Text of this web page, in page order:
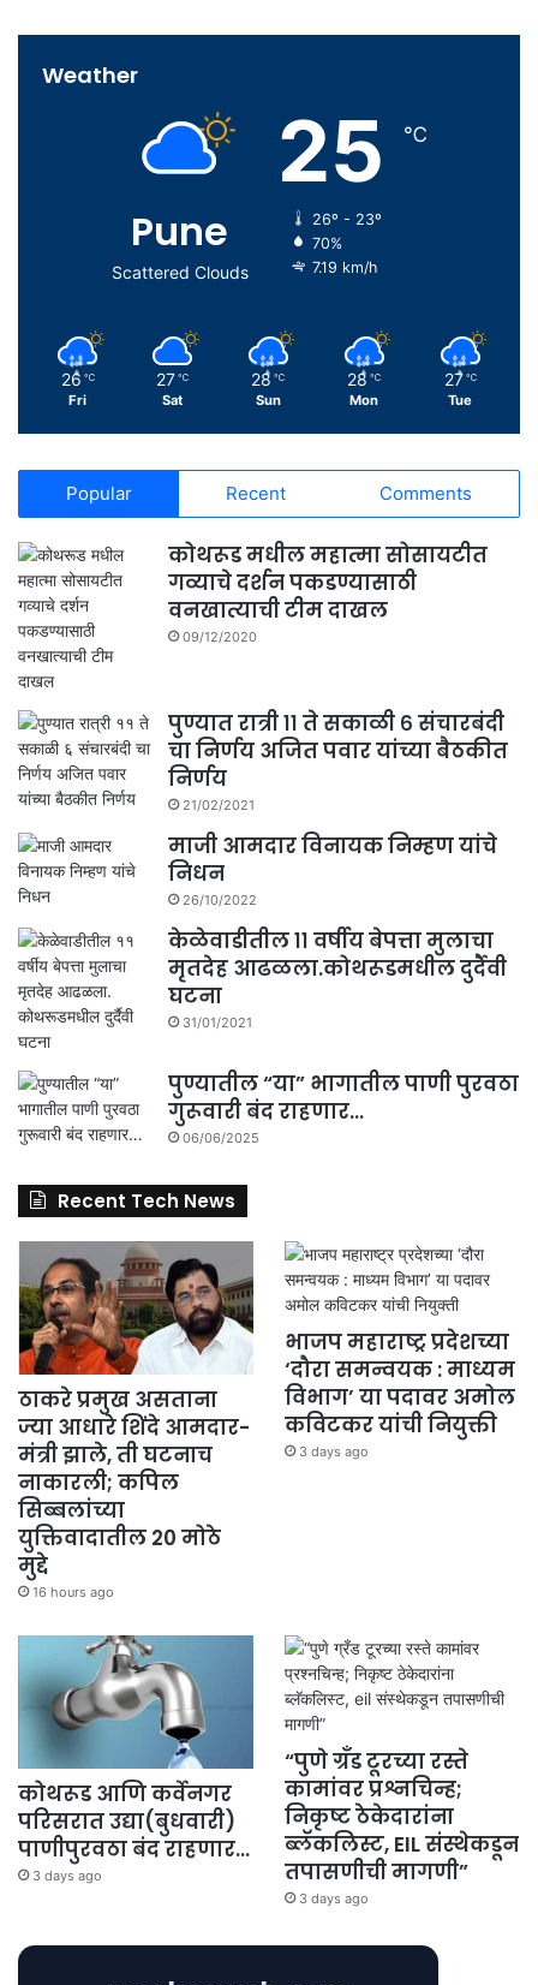
Weather
Pune
Scattered Clouds
25 ℃
26º - 23º
70%
7.19 km/h
26 ℃
Fri
27 ℃
Sat
28 ℃
Sun
28 ℃
Mon
27 ℃
Tue
Popular Recent Comments
कोथरूड मधील महात्मा सोसायटीत
गव्याचे दर्शन पकडण्यासाठी
वनखात्याची टीम दाखल
09/12/2020
पुण्यात रात्री ११ ते सकाळी ६ संचारबंदी
चा निर्णय अजित पवार यांच्या बैठकीत
निर्णय
21/02/2021
माजी आमदार विनायक निम्हण यांचे
निधन
26/10/2022
केळेवाडीतील ११ वर्षीय बेपत्ता मुलाचा
मृतदेह आढळला.कोथरूडमधील दुर्दैवी
घटना
31/01/2021
पुण्यातील “या” भागातील पाणी पुरवठा
गुरूवारी बंद राहणार…
06/06/2025
Recent Tech News
ठाकरे प्रमुख असताना
ज्या आधारे शिंदे आमदार-
मंत्री झाले, ती घटनाच
नाकारली; कपिल
सिब्बलांच्या
युक्तिवादातील 20 मोठे
मुद्दे
16 hours ago
भाजप महाराष्ट्र प्रदेशच्या
‘दौरा समन्वयक : माध्यम
विभाग’ या पदावर अमोल
कविटकर यांची नियुक्ती
3 days ago
कोथरूड आणि कर्वेनगर
परिसरात उद्या(बुधवारी)
पाणीपुरवठा बंद राहणार…
3 days ago
“पुणे ग्रँड टूरच्या रस्ते
कामांवर प्रश्नचिन्ह;
निकृष्ट ठेकेदारांना
ब्लॅकलिस्ट, EIL संस्थेकडून
तपासणीची मागणी”
3 days ago